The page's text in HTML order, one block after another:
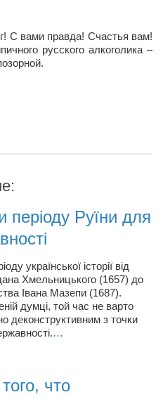
Анплеев А.Б.
отделение КП Сумская
больница №4
независимых дистрибьюторов
С вами правда! Счастья вам!
русского алкоголика –
періоду Руїни для
української історії від
Хмельницького (1657) до
Івана Мазепи (1687).
думці, той час не варто
деконструктивним з точки
…
что